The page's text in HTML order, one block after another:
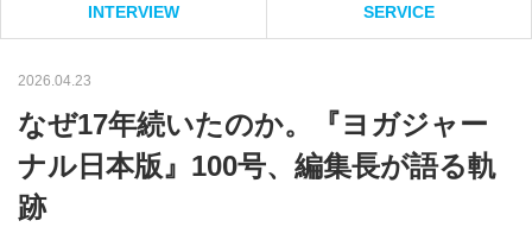
採用情報
INTERVIEW SERVICE
2026.04.23
なぜ17年続いたのか。『ヨガジャー
ナル日本版』100号、編集長が語る軌
跡